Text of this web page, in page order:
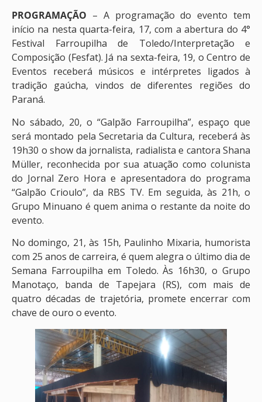
PROGRAMAÇÃO – A programação do evento tem
início na nesta quarta-feira, 17, com a abertura do 4°
Festival Farroupilha de Toledo/Interpretação e
Composição (Fesfat). Já na sexta-feira, 19, o Centro de
Eventos receberá músicos e intérpretes ligados à
tradição gaúcha, vindos de diferentes regiões do
Paraná.
No sábado, 20, o “Galpão Farroupilha”, espaço que
será montado pela Secretaria da Cultura, receberá às
19h30 o show da jornalista, radialista e cantora Shana
Müller, reconhecida por sua atuação como colunista
do Jornal Zero Hora e apresentadora do programa
“Galpão Crioulo”, da RBS TV. Em seguida, às 21h, o
Grupo Minuano é quem anima o restante da noite do
evento.
No domingo, 21, às 15h, Paulinho Mixaria, humorista
com 25 anos de carreira, é quem alegra o último dia de
Semana Farroupilha em Toledo. Às 16h30, o Grupo
Manotaço, banda de Tapejara (RS), com mais de
quatro décadas de trajetória, promete encerrar com
chave de ouro o evento.